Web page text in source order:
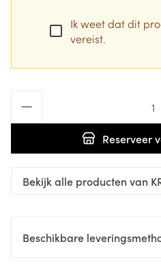
Ik weet dat dit
vereist.
Reserveer
Bekijk alle producten van
Beschikbare